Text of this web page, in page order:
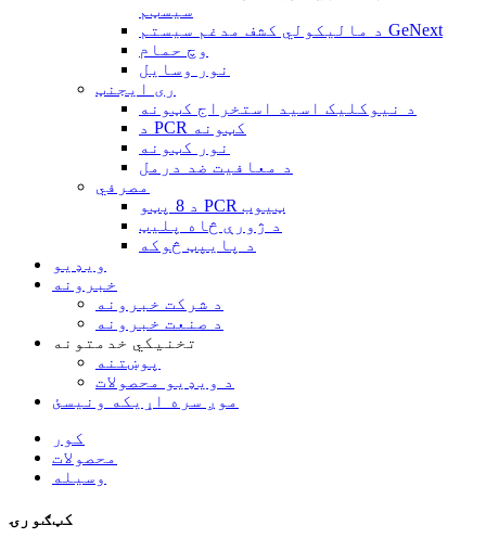
سیسټم
د مالیکولي کشف مدغم سیستم GeNext
وچ حمام
نور وسایل
ری ایجنټ
د نیوکلیک اسید استخراج کټونه
د PCR کټونه
نور کټونه
د معافیت ضد درمل
مصرفي
د 8 پټو PCR ټیوب
د ژورې څاه پلیټ
د پایپټ څوکه
ویډیو
خبرونه
د شرکت خبرونه
د صنعت خبرونه
تخنیکي خدمتونه
پوښتنه
د ویډیو محصولات
موږ سره اړیکه ونیسئ
کور
محصولات
وسیله
کټګورۍ